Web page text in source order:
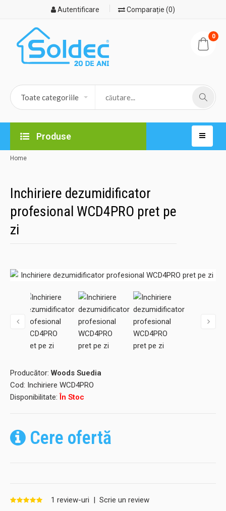
Autentificare Comparație (0)
0
Produse
Home
Inchiriere dezumidificator
profesional WCD4PRO pret pe
zi
Producător: Woods Suedia
Cod: Inchiriere WCD4PRO
Disponibilitate: În Stoc
Cere ofertă
1 review-uri | Scrie un review